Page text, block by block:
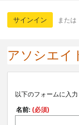
サインイン または
アソシエイ
以下のフォームに入
名前: (必須)